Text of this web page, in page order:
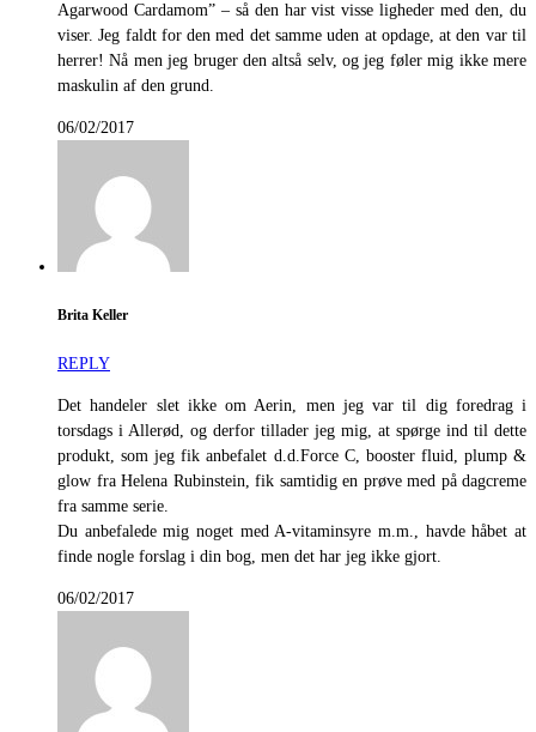
Agarwood Cardamom” – så den har vist visse ligheder med den, du
viser. Jeg faldt for den med det samme uden at opdage, at den var til
herrer! Nå men jeg bruger den altså selv, og jeg føler mig ikke mere
maskulin af den grund.
06/02/2017
Brita Keller
REPLY
Det handeler slet ikke om Aerin, men jeg var til dig foredrag i
torsdags i Allerød, og derfor tillader jeg mig, at spørge ind til dette
produkt, som jeg fik anbefalet d.d.Force C, booster fluid, plump &
glow fra Helena Rubinstein, fik samtidig en prøve med på dagcreme
fra samme serie.
Du anbefalede mig noget med A-vitaminsyre m.m., havde håbet at
finde nogle forslag i din bog, men det har jeg ikke gjort.
06/02/2017